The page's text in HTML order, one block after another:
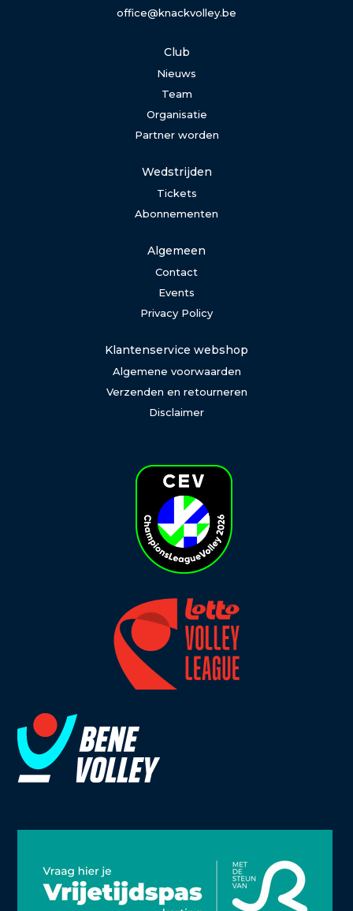
office@knackvolley.be
Club
Nieuws
Team
Organisatie
Partner worden
Wedstrijden
Tickets
Abonnementen
Algemeen
Contact
Events
Privacy Policy
Klantenservice webshop
Algemene voorwaarden
Verzenden en retourneren
Disclaimer